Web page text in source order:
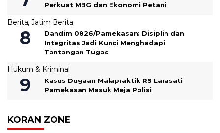
Perkuat MBG dan Ekonomi Petani
Berita, Jatim Berita
‎Dandim 0826/Pamekasan: Disiplin dan
Integritas Jadi Kunci Menghadapi
Tantangan Tugas
Hukum & Kriminal
Kasus Dugaan Malapraktik RS Larasati
Pamekasan Masuk Meja Polisi
KORAN ZONE